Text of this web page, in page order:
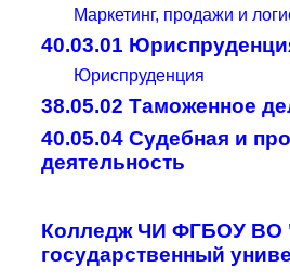
Маркетинг, продажи и
40.03.01
Юриспруденция
38.05.02 Таможенное
40.05.04 Судебная и
деятельность
Колледж ЧИ ФГБОУ ВО
государственный